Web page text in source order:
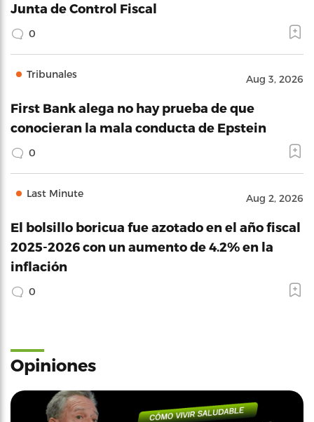
Junta de Control Fiscal
0
Tribunales Aug 3, 2026
First Bank alega no hay prueba de que
conocieran la mala conducta de Epstein
0
Last Minute Aug 2, 2026
El bolsillo boricua fue azotado en el año fiscal
2025-2026 con un aumento de 4.2% en la
inflación
0
Opiniones